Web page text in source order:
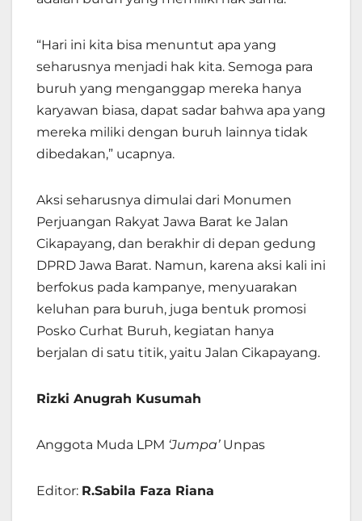
“Hari ini kita bisa menuntut apa yang
seharusnya menjadi hak kita. Semoga para
buruh yang menganggap mereka hanya
karyawan biasa, dapat sadar bahwa apa yang
mereka miliki dengan buruh lainnya tidak
dibedakan,” ucapnya.
Aksi seharusnya dimulai dari Monumen
Perjuangan Rakyat Jawa Barat ke Jalan
Cikapayang, dan berakhir di depan gedung
DPRD Jawa Barat. Namun, karena aksi kali ini
berfokus pada kampanye, menyuarakan
keluhan para buruh, juga bentuk promosi
Posko Curhat Buruh, kegiatan hanya
berjalan di satu titik, yaitu Jalan Cikapayang.
Rizki Anugrah Kusumah
Anggota Muda LPM ‘Jumpa’Unpas
Editor: R.Sabila Faza Riana